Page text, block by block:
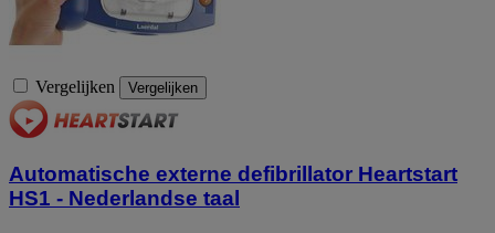
Vergelijken Vergelijken
Automatische externe defibrillator Heartstart
HS1 - Nederlandse taal